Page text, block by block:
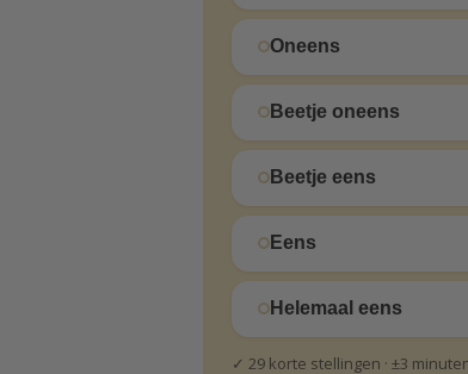
Oneens
Beetje oneens
Beetje eens
Eens
Helemaal eens
✓ 29 korte stellingen · ±3